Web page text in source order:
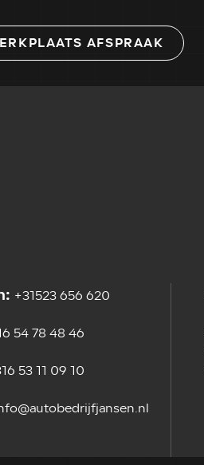
AFSPRAAK
+31523 656 620
54 78 48 46
53 11 09 10